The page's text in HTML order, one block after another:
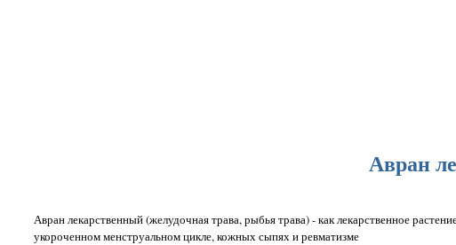
Авран
Авран лекарственный (желудочная трава, рыбья трава) - как лекарственное
укороченном менструальном цикле, кожных сыпях и ревматизме